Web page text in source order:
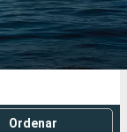
Compañías
Ordenar